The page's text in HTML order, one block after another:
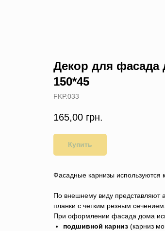
Декор для
150*45
FKP.033
165,00 грн.
Купить
Фасадные карнизы используются
По внешнему виду представляют
планки с четким резным сечением.
При оформлении фасада дома
подшивной карниз (карниз